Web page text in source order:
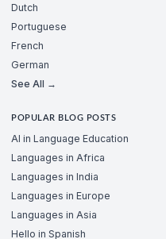
Dutch
Portuguese
French
German
See All →
POPULAR BLOG POSTS
AI in Language Education
Languages in Africa
Languages in India
Languages in Europe
Languages in Asia
Hello in Spanish